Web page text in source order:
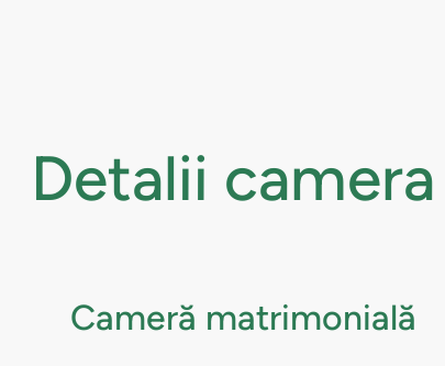
Detalii camera
Cameră matrimonială